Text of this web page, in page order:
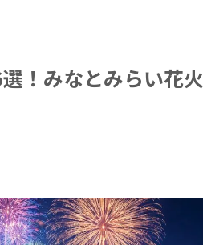
！みなとみらい花火